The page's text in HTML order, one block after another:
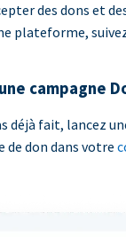
des dons et
plateforme,
campagne
déjà fait, lancez
don dans votre